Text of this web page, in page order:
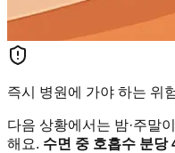
즉시 병원에 가야 하는 위
다음 상황에서는 밤·주말
해요. 수면 중 호흡수 분당